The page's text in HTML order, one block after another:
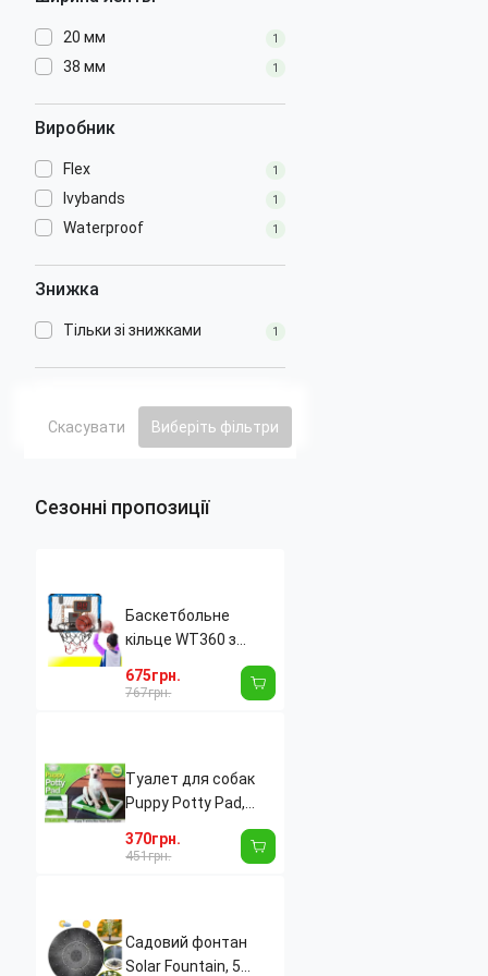
20 мм 1
38 мм 1
Виробник
Flex 1
Ivybands 1
Waterproof 1
Знижка
Тільки зі знижками 1
Скасувати Виберіть фільтри
Сезонні пропозиції
Баскетбольне
кільце WT360 з
електронним табло,
світлом і звуком,
675грн.
767грн.
Туалет для собак
Puppy Potty Pad,
собачий туалет,
лоток для собак,
370грн.
451грн.
Садовий фонтан
Solar Fountain, 5